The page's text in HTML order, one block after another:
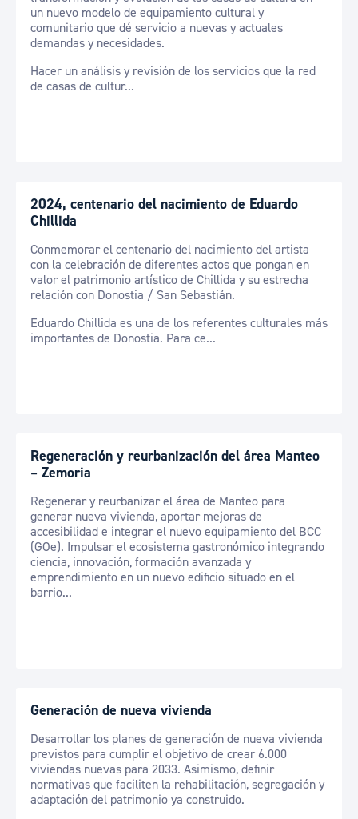
un nuevo modelo de equipamiento cultural y
comunitario que dé servicio a nuevas y actuales
demandas y necesidades.
Hacer un análisis y revisión de los servicios que la red
de casas de cultur...
2024, centenario del nacimiento de Eduardo
Chillida
Conmemorar el centenario del nacimiento del artista
con la celebración de diferentes actos que pongan en
valor el patrimonio artístico de Chillida y su estrecha
relación con Donostia / San Sebastián.
Eduardo Chillida es una de los referentes culturales más
importantes de Donostia. Para ce...
Regeneración y reurbanización del área Manteo
– Zemoria
Regenerar y reurbanizar el área de Manteo para
generar nueva vivienda, aportar mejoras de
accesibilidad e integrar el nuevo equipamiento del BCC
(GOe). Impulsar el ecosistema gastronómico integrando
ciencia, innovación, formación avanzada y
emprendimiento en un nuevo edificio situado en el
barrio...
Generación de nueva vivienda
Desarrollar los planes de generación de nueva vivienda
previstos para cumplir el objetivo de crear 6.000
viviendas nuevas para 2033. Asimismo, definir
normativas que faciliten la rehabilitación, segregación y
adaptación del patrimonio ya construido.